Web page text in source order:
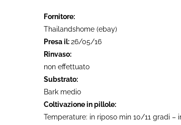
Fornitore:
Thailandshome (ebay)
Presa il:26/05/16
Rinvaso:
non effettuato
Substrato:
Bark medio
Coltivazione in pillole:
Temperature: in riposo min 10/11 gradi –